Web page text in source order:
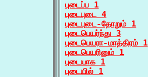
புடைப்ப 1
புடைபுடை 4
புடைபுடை-தோறும் 1
புடைபெயர்ந்து 3
புடைபெயரா-மாத்திரம் 1
புடைபெயரினும் 1
புடையாக 1
புடையில் 1